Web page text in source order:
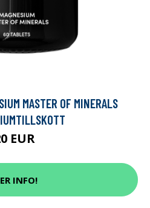
MASTER OF MINERALS
EUR
INFO!